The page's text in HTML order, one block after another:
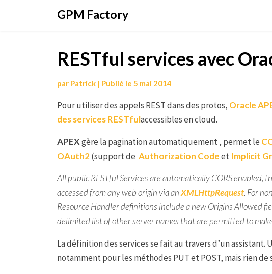
GPM Factory
RESTful services avec
par Patrick | Publié le 5 mai 2014
Pour utiliser des appels REST dans des protos, Oracle
desservices RESTfulaccessibles en cloud.
APEXgère la pagination automatiquement , permet le
OAuth2(support de Authorization Codeet Implicit
All public RESTful Services are automatically CORS enabled,
accessed from any web origin via anXMLHttpRequest. For
Resource Handler definitions include a newOrigins Allowed
delimited list of other server names that are permitted to
La définition des services se fait au travers d’un assistant.
notamment pour les méthodes PUT et POST, mais rien de